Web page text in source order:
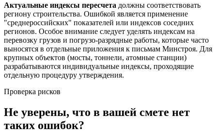
Актуальные индексы пересчета должны соответствовать
региону строительства. Ошибкой является применение
"среднероссийских" показателей или индексов соседних
регионов. Особое внимание следует уделять индексам на
перевозку грузов и погрузо-разрядные работы, которые часто
выносятся в отдельные приложения к письмам Минстроя. Для
крупных объектов (мосты, тоннели, атомные станции)
разрабатываются индивидуальные индексы, проходящие
отдельную процедуру утверждения.
Проверка рисков
Не уверены, что в вашей смете нет
таких ошибок?